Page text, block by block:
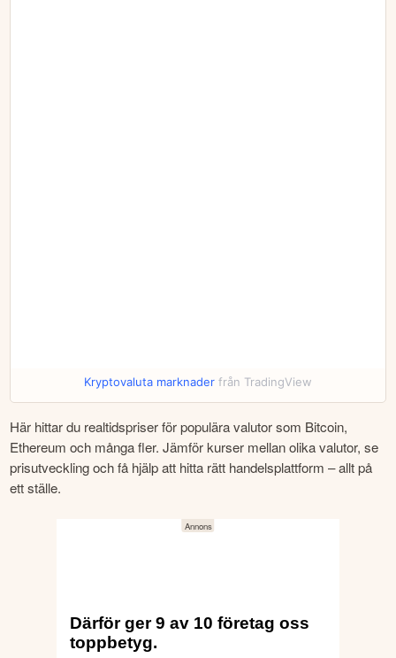
Kryptovaluta marknader från TradingView
Här hittar du realtidspriser för populära valutor som Bitcoin,
Ethereum och många fler. Jämför kurser mellan olika valutor, se
prisutveckling och få hjälp att hitta rätt handelsplattform – allt på
ett ställe.